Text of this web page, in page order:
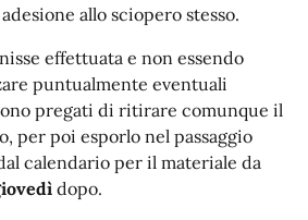
allo sciopero stesso.
effettuata e non essendo
puntualmente eventuali
pregati di ritirare comunque il
per poi esporlo nel passaggio
calendario per il materiale da
dopo.